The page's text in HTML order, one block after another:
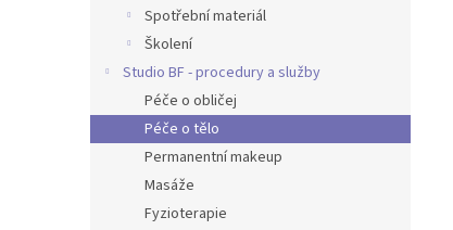
Spotřební materiál
Školení
Studio BF - procedury a služby
Péče o obličej
Péče o tělo
Permanentní makeup
Masáže
Fyzioterapie